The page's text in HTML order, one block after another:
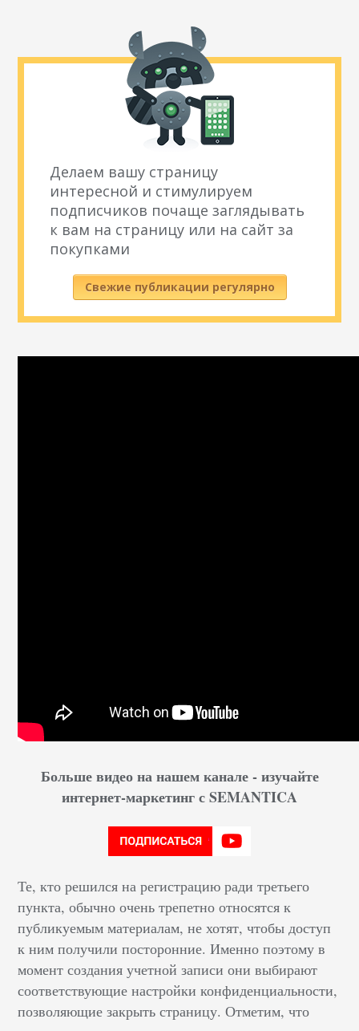
Делаем вашу страницу
интересной и стимулируем
подписчиков почаще заглядывать
к вам на страницу или на сайт за
покупками
Свежие публикации регулярно
Больше видео на нашем канале - изучайте
интернет-маркетинг с SEMANTICA
Те, кто решился на регистрацию ради третьего
пункта, обычно очень трепетно относятся к
публикуемым материалам, не хотят, чтобы доступ
к ним получили посторонние. Именно поэтому в
момент создания учетной записи они выбирают
соответствующие настройки конфиденциальности,
позволяющие закрыть страницу. Отметим, что